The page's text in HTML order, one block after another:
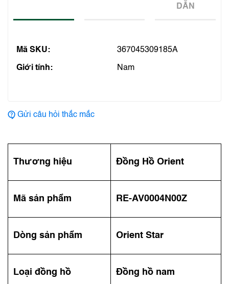
DẪN
Mã SKU: 367045309185A
Giới tính: Nam
Gửi câu hỏi thắc mắc
Thương hiệu Đồng Hồ Orient
Mã sản phẩm RE-AV0004N00Z
Dòng sản phẩm Orient Star
Loại đồng hồ Đồng hồ nam